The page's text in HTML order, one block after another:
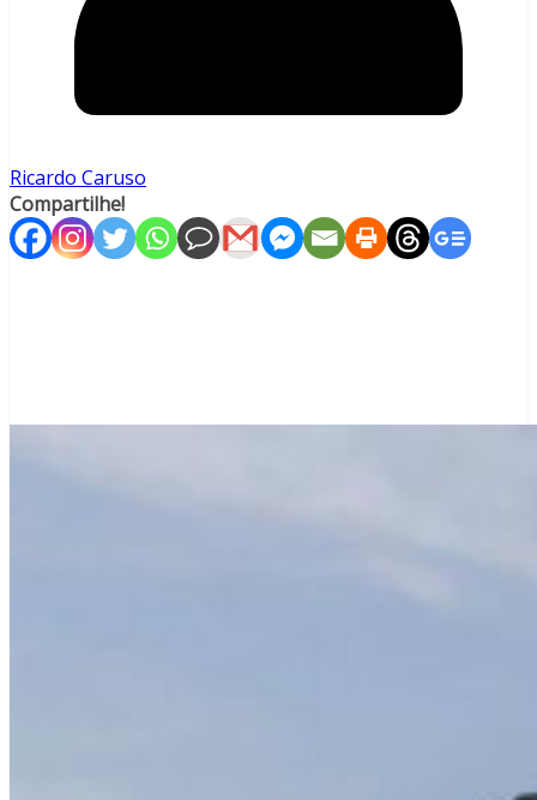
Ricardo Caruso
Compartilhe!